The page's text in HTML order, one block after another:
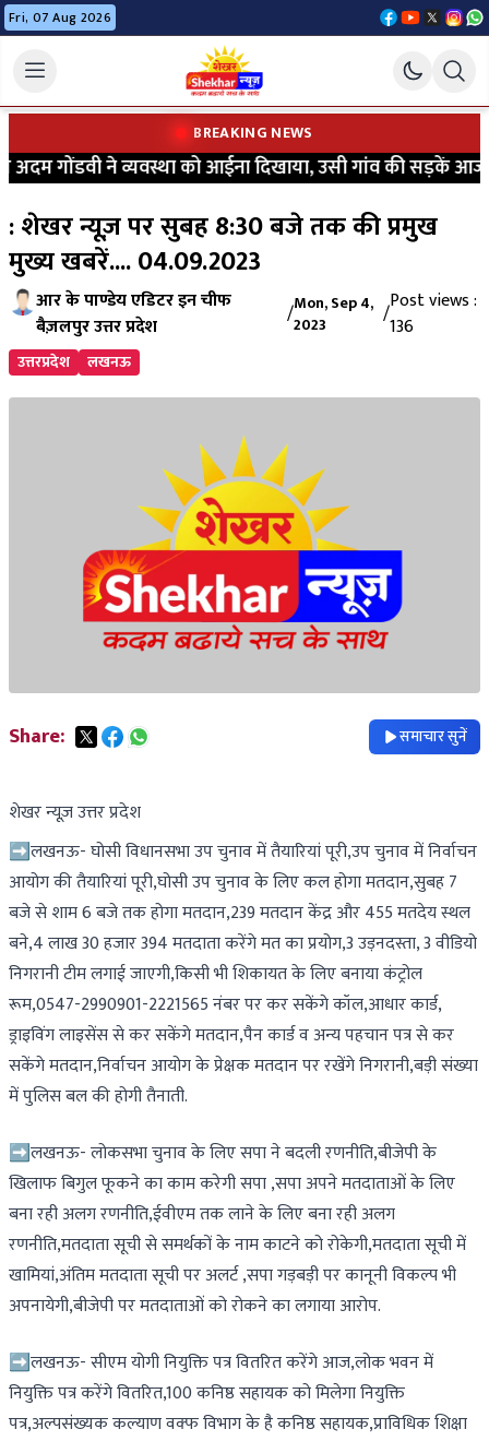
Fri, 07 Aug 2026
BREAKING NEWS
गोंडवी ने व्यवस्था को आईना दिखाया, उसी गांव की सड़कें आज
: शेखर न्यूज़ पर सुबह 8:30 बजे तक की प्रमुख
मुख्य खबरें.... 04.09.2023
आर के पाण्डेय एडिटर इन चीफ
बैज़लपुर उत्तर प्रदेश
/Mon, Sep 4,
2023
/Post views :
136
उत्तरप्रदेश लखनऊ
Share: समाचार सुनें
शेखर न्यूज़ उत्तर प्रदेश
➡️लखनऊ- घोसी विधानसभा उप चुनाव में तैयारियां पूरी,उप चुनाव में निर्वाचन
आयोग की तैयारियां पूरी,घोसी उप चुनाव के लिए कल होगा मतदान,सुबह 7
बजे से शाम 6 बजे तक होगा मतदान,239 मतदान केंद्र और 455 मतदेय स्थल
बने,4 लाख 30 हजार 394 मतदाता करेंगे मत का प्रयोग,3 उड़नदस्ता, 3 वीडियो
निगरानी टीम लगाई जाएगी,किसी भी शिकायत के लिए बनाया कंट्रोल
रूम,0547-2990901-2221565 नंबर पर कर सकेंगे कॉल,आधार कार्ड,
ड्राइविंग लाइसेंस से कर सकेंगे मतदान,पैन कार्ड व अन्य पहचान पत्र से कर
सकेंगे मतदान,निर्वाचन आयोग के प्रेक्षक मतदान पर रखेंगे निगरानी,बड़ी संख्या
में पुलिस बल की होगी तैनाती.
➡️लखनऊ- लोकसभा चुनाव के लिए सपा ने बदली रणनीति,बीजेपी के
खिलाफ बिगुल फूकने का काम करेगी सपा ,सपा अपने मतदाताओं के लिए
बना रही अलग रणनीति,ईवीएम तक लाने के लिए बना रही अलग
रणनीति,मतदाता सूची से समर्थकों के नाम काटने को रोकेगी,मतदाता सूची में
खामियां,अंतिम मतदाता सूची पर अलर्ट ,सपा गड़बड़ी पर कानूनी विकल्प भी
अपनायेगी,बीजेपी पर मतदाताओं को रोकने का लगाया आरोप.
➡️लखनऊ- सीएम योगी नियुक्ति पत्र वितरित करेंगे आज,लोक भवन में
नियुक्ति पत्र करेंगे वितरित,100 कनिष्ठ सहायक को मिलेगा नियुक्ति
पत्र,अल्पसंख्यक कल्याण वक्फ विभाग के है कनिष्ठ सहायक,प्राविधिक शिक्षा